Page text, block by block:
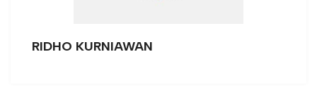
RIDHO KURNIAWAN